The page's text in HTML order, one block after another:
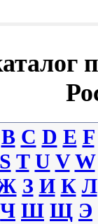
B C D E F
S T U V W
З И К Л
Ч Ш Щ Э